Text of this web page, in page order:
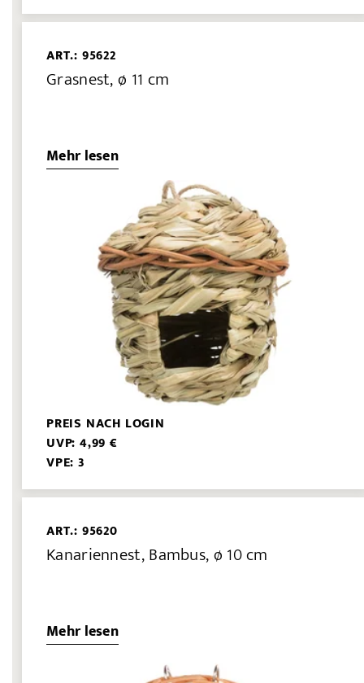
ART.: 95622
Grasnest, ø 11 cm
Mehr lesen
PREIS NACH LOGIN
UVP: 4,99 €
VPE: 3
ART.: 95620
Kanariennest, Bambus, ø 10 cm
Mehr lesen